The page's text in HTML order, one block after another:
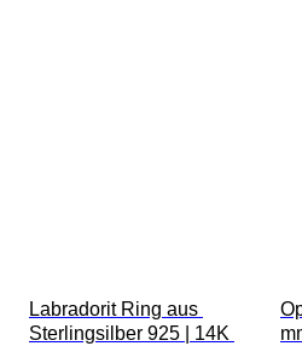
Labradorit Ring aus
Sterlingsilber 925 | 14K